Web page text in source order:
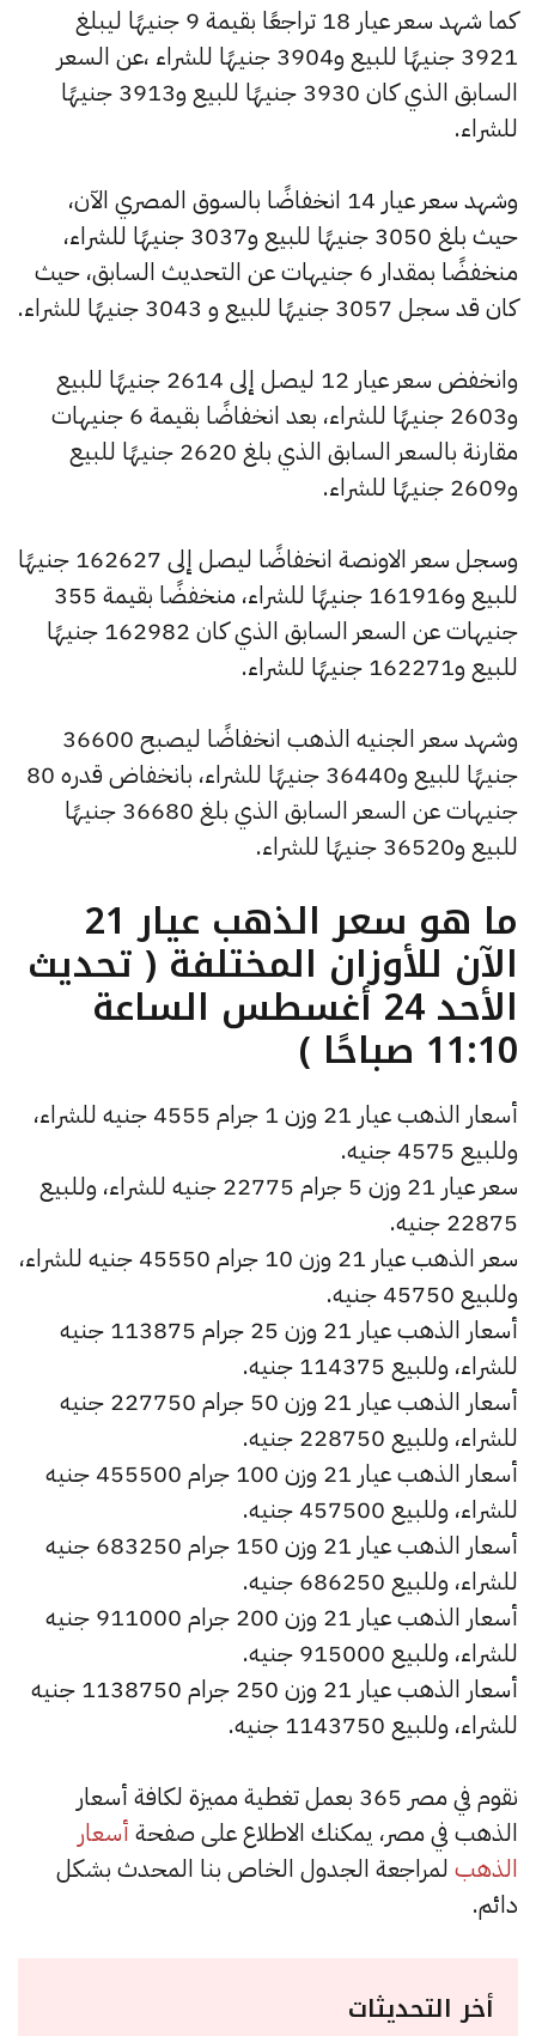
كما شهد سعر عيار 18 تراجعًا بقيمة 9 جنيهًا ليبلغ
3921 جنيهًا للبيع و3904 جنيهًا للشراء ،عن السعر
السابق الذي كان 3930 جنيهًا للبيع و3913 جنيهًا
للشراء.
وشهد سعر عيار 14 انخفاضًا بالسوق المصري الآن،
حيث بلغ 3050 جنيهًا للبيع و3037 جنيهًا للشراء،
منخفضًا بمقدار 6 جنيهات عن التحديث السابق، حيث
كان قد سجل 3057 جنيهًا للبيع و 3043 جنيهًا للشراء.
وانخفض سعر عيار 12 ليصل إلى 2614 جنيهًا للبيع
و2603 جنيهًا للشراء، بعد انخفاضًا بقيمة 6 جنيهات
مقارنة بالسعر السابق الذي بلغ 2620 جنيهًا للبيع
و2609 جنيهًا للشراء.
وسجل سعر الاونصة انخفاضًا ليصل إلى 162627 جنيهًا
للبيع و161916 جنيهًا للشراء، منخفضًا بقيمة 355
جنيهات عن السعر السابق الذي كان 162982 جنيهًا
للبيع و162271 جنيهًا للشراء.
وشهد سعر الجنيه الذهب انخفاضًا ليصبح 36600
جنيهًا للبيع و36440 جنيهًا للشراء، بانخفاض قدره 80
جنيهات عن السعر السابق الذي بلغ 36680 جنيهًا
للبيع و36520 جنيهًا للشراء.
ما هو سعر الذهب عيار 21
الآن للأوزان المختلفة ( تحديث
الأحد 24 أغسطس الساعة
11:10 صباحًا )
أسعار الذهب عيار 21 وزن 1 جرام 4555 جنيه للشراء،
وللبيع 4575 جنيه.
سعر عيار 21 وزن 5 جرام 22775 جنيه للشراء، وللبيع
22875 جنيه.
سعر الذهب عيار 21 وزن 10 جرام 45550 جنيه للشراء،
وللبيع 45750 جنيه.
أسعار الذهب عيار 21 وزن 25 جرام 113875 جنيه
للشراء، وللبيع 114375 جنيه.
أسعار الذهب عيار 21 وزن 50 جرام 227750 جنيه
للشراء، وللبيع 228750 جنيه.
أسعار الذهب عيار 21 وزن 100 جرام 455500 جنيه
للشراء، وللبيع 457500 جنيه.
أسعار الذهب عيار 21 وزن 150 جرام 683250 جنيه
للشراء، وللبيع 686250 جنيه.
أسعار الذهب عيار 21 وزن 200 جرام 911000 جنيه
للشراء، وللبيع 915000 جنيه.
أسعار الذهب عيار 21 وزن 250 جرام 1138750 جنيه
للشراء، وللبيع 1143750 جنيه.
نقوم في مصر 365 بعمل تغطية مميزة لكافة أسعار
الذهب في مصر، يمكنك الاطلاع على صفحة أسعار
الذهب لمراجعة الجدول الخاص بنا المحدث بشكل
دائم.
أخر التحديثات